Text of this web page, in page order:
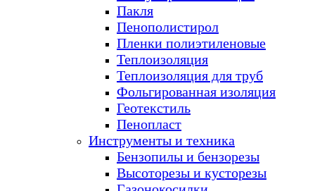
Пакля
Пенополистирол
Пленки полиэтиленовые
Теплоизоляция
Теплоизоляция для труб
Фольгированная изоляция
Геотекстиль
Пенопласт
Инструменты и техника
Бензопилы и бензорезы
Высоторезы и кусторезы